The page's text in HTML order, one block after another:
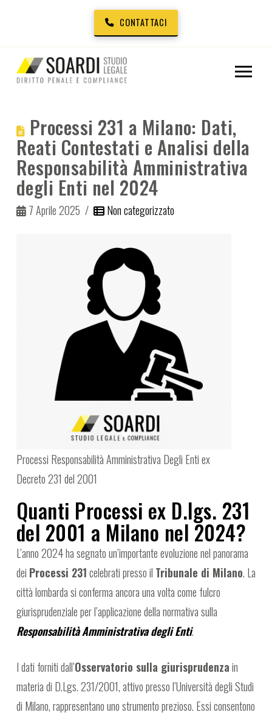
CONTATTACI
Processi 231 a Milano: Dati,
Reati Contestati e Analisi della
Responsabilità Amministrativa
degli Enti nel 2024
7 Aprile 2025 Non categorizzato
Processi Responsabilità Amministrativa Degli Enti ex
Decreto 231 del 2001
Quanti Processi ex D.lgs. 231
del 2001 a Milano nel 2024?
L’anno 2024 ha segnato un’importante evoluzione nel panorama
dei Processi 231celebrati presso il Tribunale di Milano. La
città lombarda si conferma ancora una volta come fulcro
giurisprudenziale per l’applicazione della normativa sulla
Responsabilità Amministrativa degli Enti.
I dati forniti dall’Osservatorio sulla giurisprudenzain
materia di D.Lgs. 231/2001, attivo presso l’Università degli Studi
di Milano, rappresentano uno strumento prezioso. Essi consentono